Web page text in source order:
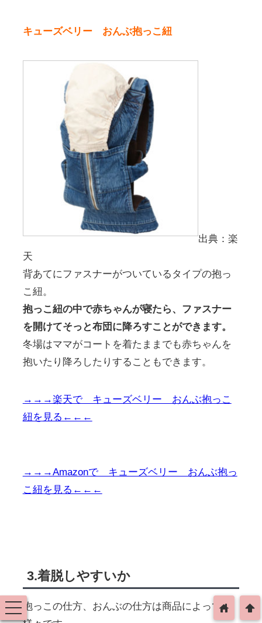
キューズベリー おんぶ抱っこ紐
出典：楽
天
背あてにファスナーがついているタイプの抱っ
こ紐。
抱っこ紐の中で赤ちゃんが寝たら、ファスナー
を開けてそっと布団に降ろすことができます。
冬場はママがコートを着たままでも赤ちゃんを
抱いたり降ろしたりすることもできます。
→→→楽天で キューズベリー おんぶ抱っこ
紐を見る←←←
→→→Amazonで キューズベリー おんぶ抱っ
こ紐を見る←←←
3.着脱しやすいか
抱っこの仕方、おんぶの仕方は商品によって
toggle
navigation
arrowup
home